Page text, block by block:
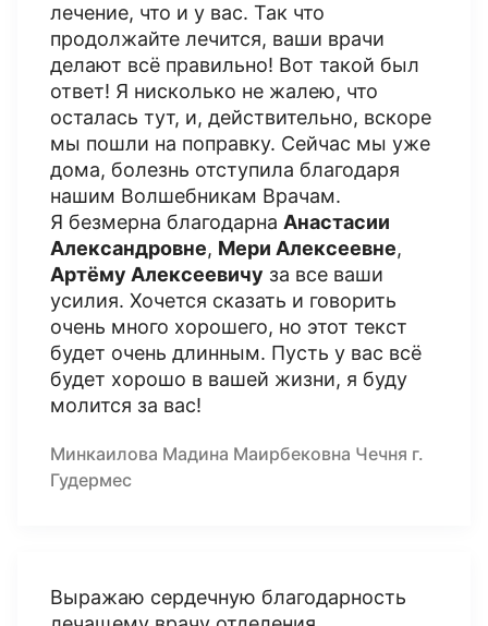
лечение, что и у вас. Так что
продолжайте лечится, ваши врачи
делают всё правильно! Вот такой был
ответ! Я нисколько не жалею, что
осталась тут, и, действительно, вскоре
мы пошли на поправку. Сейчас мы уже
дома, болезнь отступила благодаря
нашим Волшебникам Врачам.
Я безмерна благодарна Анастасии
Александровне, Мери Алексеевне,
Артёму Алексеевичу за все ваши
усилия. Хочется сказать и говорить
очень много хорошего, но этот текст
будет очень длинным. Пусть у вас всё
будет хорошо в вашей жизни, я буду
молится за вас!
Минкаилова Мадина Маирбековна Чечня г.
Гудермес
Выражаю сердечную благодарность